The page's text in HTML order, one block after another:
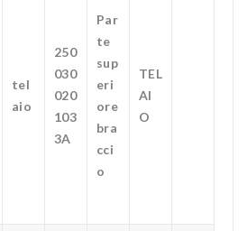
tel
aio
250
030
020
103
3A
Par
te
sup
eri
ore
bra
cci
o
TEL
AI
O